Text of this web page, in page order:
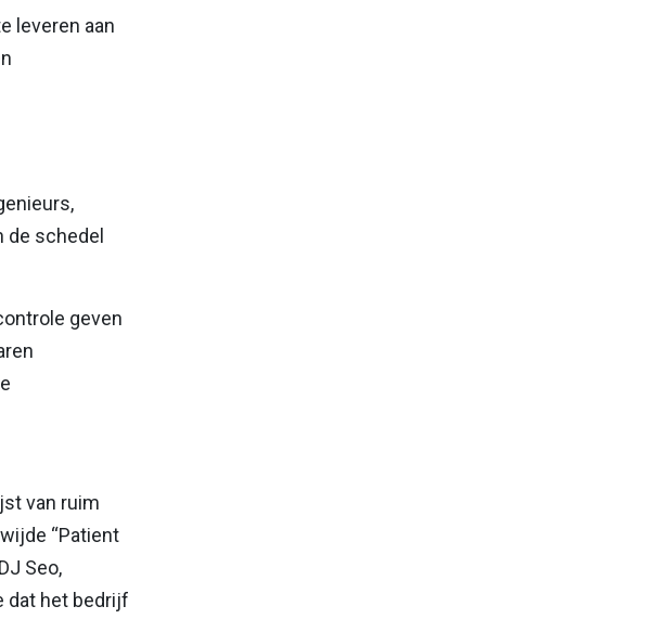
leveren aan
schedel
geven
van ruim
“Patient
Seo,
dat het bedrijf